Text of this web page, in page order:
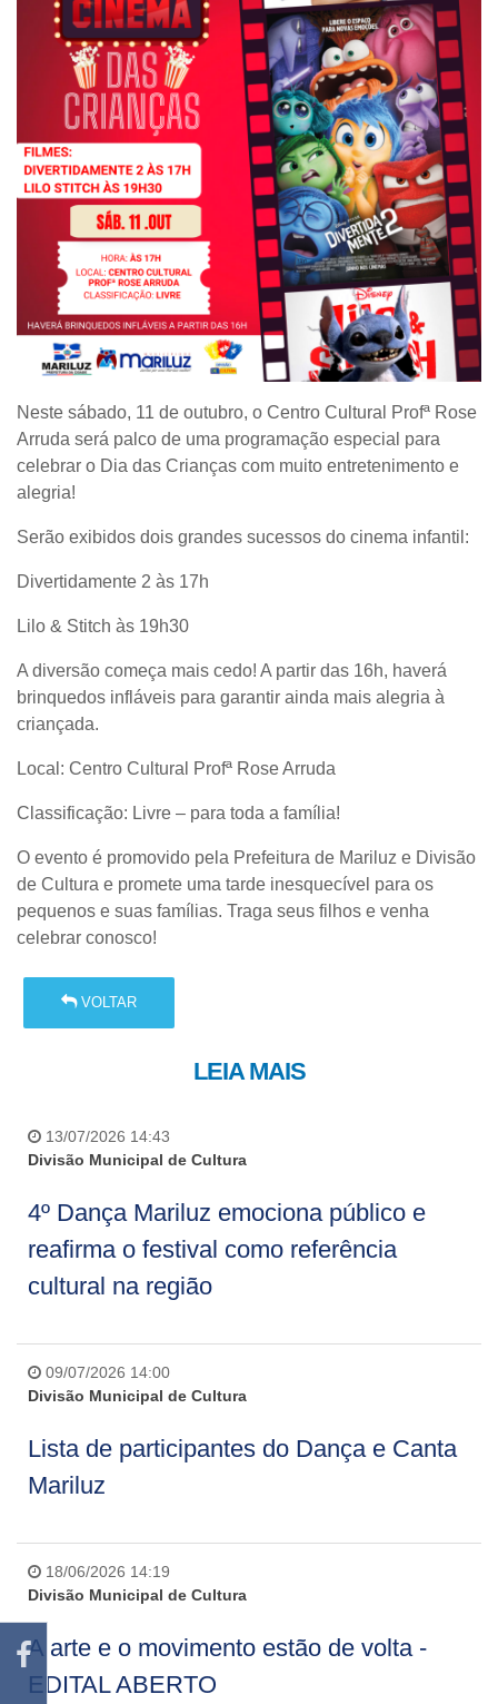
Neste sábado, 11 de outubro, o Centro Cultural Profª Rose
Arruda será palco de uma programação especial para
celebrar o Dia das Crianças com muito entretenimento e
alegria!
Serão exibidos dois grandes sucessos do cinema infantil:
Divertidamente 2 às 17h
Lilo & Stitch às 19h30
A diversão começa mais cedo! A partir das 16h, haverá
brinquedos infláveis para garantir ainda mais alegria à
criançada.
Local: Centro Cultural Profª Rose Arruda
Classificação: Livre – para toda a família!
O evento é promovido pela Prefeitura de Mariluz e Divisão
de Cultura e promete uma tarde inesquecível para os
pequenos e suas famílias. Traga seus filhos e venha
celebrar conosco!
VOLTAR
LEIA MAIS
13/07/2026 14:43
Divisão Municipal de Cultura
4º Dança Mariluz emociona público e
reafirma o festival como referência
cultural na região
09/07/2026 14:00
Divisão Municipal de Cultura
Lista de participantes do Dança e Canta
Mariluz
18/06/2026 14:19
Divisão Municipal de Cultura
A arte e o movimento estão de volta -
EDITAL ABERTO